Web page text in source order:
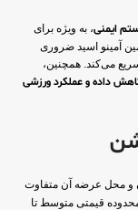
ایمنی، به ویژه برای
آمینو اسید ضروری
می‌کند. همچنین،
داده و عملکرد ورزشی
و محل عرضه آن متفاوت
قیمتی متوسط تا